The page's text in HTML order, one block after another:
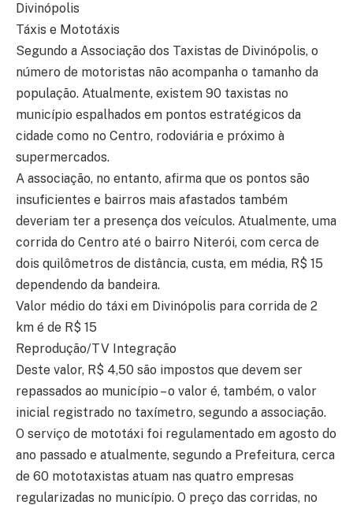
Divinópolis
Táxis e Mototáxis
Segundo a Associação dos Taxistas de Divinópolis, o
número de motoristas não acompanha o tamanho da
população. Atualmente, existem 90 taxistas no
município espalhados em pontos estratégicos da
cidade como no Centro, rodoviária e próximo à
supermercados.
A associação, no entanto, afirma que os pontos são
insuficientes e bairros mais afastados também
deveriam ter a presença dos veículos. Atualmente, uma
corrida do Centro até o bairro Niterói, com cerca de
dois quilômetros de distância, custa, em média, R$ 15
dependendo da bandeira.
Valor médio do táxi em Divinópolis para corrida de 2
km é de R$ 15
Reprodução/TV Integração
Deste valor, R$ 4,50 são impostos que devem ser
repassados ao município – o valor é, também, o valor
inicial registrado no taxímetro, segundo a associação.
O serviço de mototáxi foi regulamentado em agosto do
ano passado e atualmente, segundo a Prefeitura, cerca
de 60 mototaxistas atuam nas quatro empresas
regularizadas no município. O preço das corridas, no